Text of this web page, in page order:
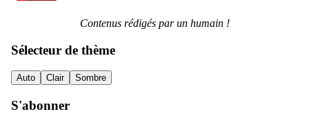
Contenus rédigés par un humain !
Sélecteur de thème
Auto Clair Sombre
S'abonner